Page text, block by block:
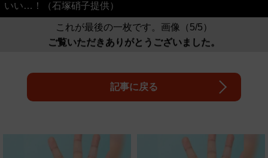
いい…！（石塚硝子提供）
これが最後の一枚です。画像（5/5）
ご覧いただきありがとうございました。
記事に戻る